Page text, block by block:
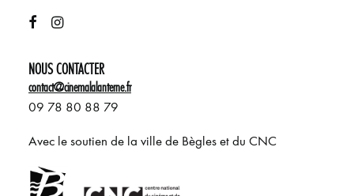
NOUS CONTACTER
contact@cinemalalanterne.fr
09 78 80 88 79
Avec le soutien de la ville de Bègles et du CNC